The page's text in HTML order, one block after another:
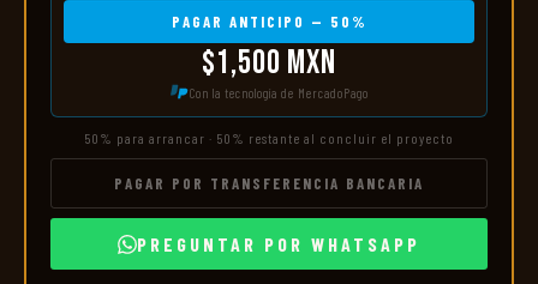
PAGAR ANTICIPO — 50%
$1,500 MXN
Con la tecnología de MercadoPago
50% para arrancar · 50% restante al concluir el proyecto
PAGAR POR TRANSFERENCIA BANCARIA
PREGUNTAR POR WHATSAPP